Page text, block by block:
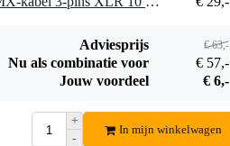
Ayra DMX
Terminator
€ 5,50
Adviesprijs € 63,-
Nu als combinatie voor
€ 57,-
Jouw voordeel
€ 6,-
+
-
In mijn winkelwagen